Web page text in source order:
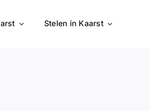
Stelen in Kaarst